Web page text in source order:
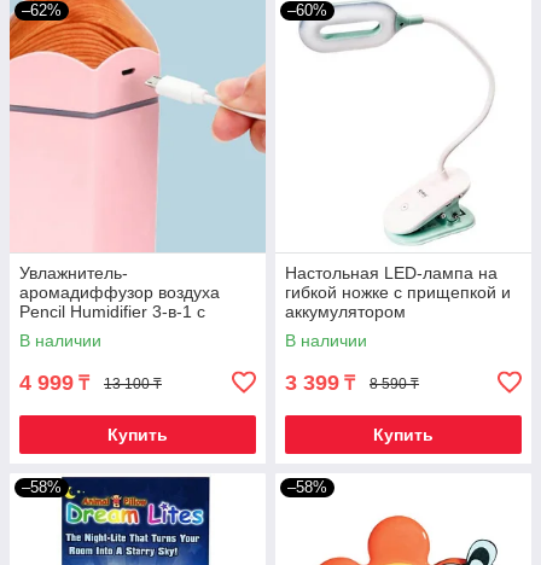
–62%
Увлажнитель-
аромадиффузор воздуха
Pencil Humidifier 3-в-1 с
подсветкой
В наличии
4 999 ₸ 13 100 ₸
Купить
–60%
Настольная LED-лампа на
гибкой ножке с прищепкой и
аккумулятором
RECHARGEABLE DESK LAMP
(KM-6716 без плафона)
В наличии
3 399 ₸ 8 590 ₸
Купить
–58% –58%